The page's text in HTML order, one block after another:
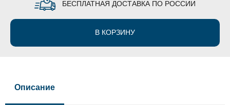
БЕСПЛАТНАЯ ДОСТАВКА ПО РОССИИ
В КОРЗИНУ
Описание